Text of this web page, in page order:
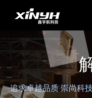
追求卓越品质 崇尚科